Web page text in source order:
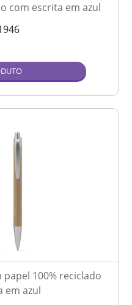
com escrita em azul
100% reciclado
em azul